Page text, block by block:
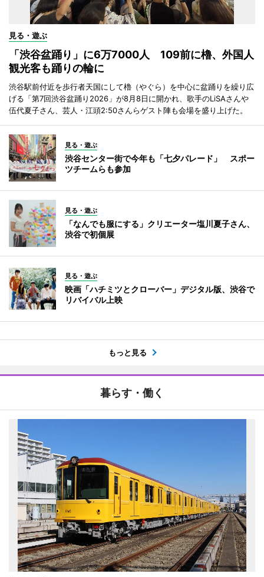
見る・遊ぶ
「渋谷盆踊り」に6万7000人 109前に櫓、外国人
観光客も踊りの輪に
渋谷駅前付近を歩行者天国にして櫓（やぐら）を中心に盆踊りを繰り広
げる「第7回渋谷盆踊り2026」が8月8日に開かれ、歌手のLiSAさんや
伍代夏子さん、芸人・江頭2:50さんらゲスト陣も会場を盛り上げた。
見る・遊ぶ
渋谷センター街で今年も「七夕パレード」 スポー
ツチームらも参加
見る・遊ぶ
「なんでも服にする」クリエーター塩川夏子さん、
渋谷で初個展
見る・遊ぶ
映画「ハチミツとクローバー」デジタル版、渋谷で
リバイバル上映
もっと見る
暮らす・働く